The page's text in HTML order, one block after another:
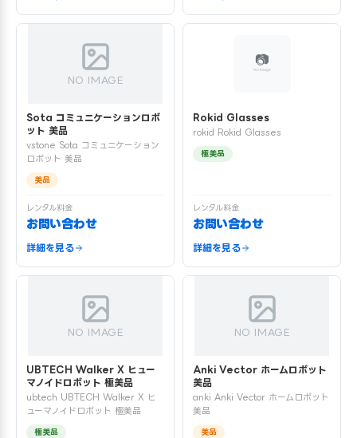
NO IMAGE
Sota コミュニケーションロボ
ット 美品
vstone Sota コミュニケーション
ロボット 美品
美品
レンタル料金
お問い合わせ
詳細を見る
Rokid Glasses
rokid Rokid Glasses
極美品
レンタル料金
お問い合わせ
詳細を見る
NO IMAGE
UBTECH Walker X ヒュー
マノイドロボット 極美品
ubtech UBTECH Walker X ヒ
ューマノイドロボット 極美品
極美品
NO IMAGE
Anki Vector ホームロボット
美品
anki Anki Vector ホームロボット
美品
美品